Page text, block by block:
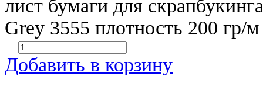
лист бумаги для
Grey 3555 плотность 200 гр/м
Добавить в корзину